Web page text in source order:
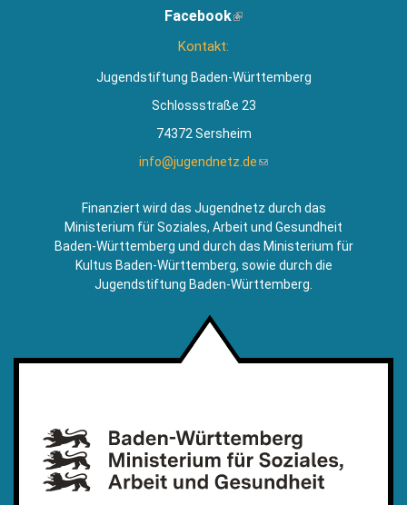
extern)
Facebook(Link
Kontakt:
Jugendstiftung Baden-Württemberg
Schlossstraße 23
74372 Sersheim
info@jugendnetz.de(Link
Mail)
Finanziert wird das Jugendnetz durch das
Ministerium für Soziales, Arbeit und Gesundheit
Baden-Württemberg und durch das Ministerium für
Kultus Baden-Württemberg, sowie durch die
Jugendstiftung Baden-Württemberg.